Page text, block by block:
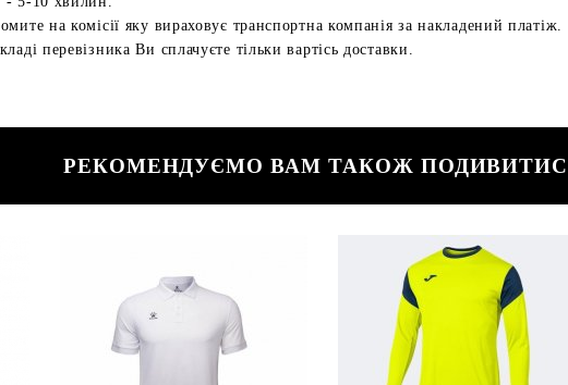
на комісії яку вираховує транспортна компанія за накладений платіж.
перевізника Ви сплачуєте тільки вартісь доставки.
РЕКОМЕНДУЄМО ВАМ ТАКОЖ